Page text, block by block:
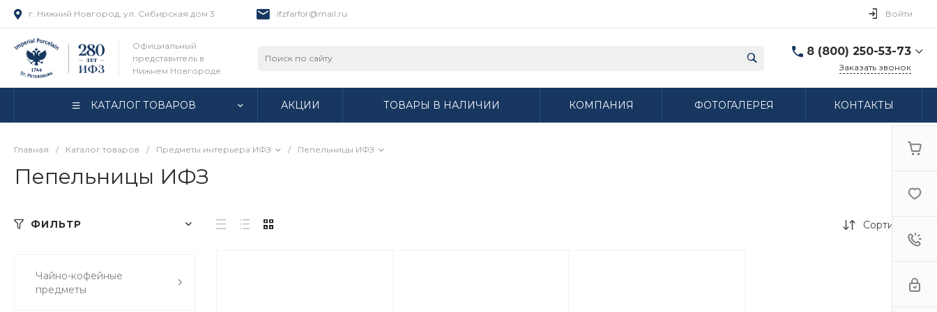
г. Нижний Новгород, ул. Сибирская дом 3 ifzfarfor@mail.ru Войти
Официальный
представитель в
Нижнем Новгороде
8 (800) 250-53-73
г. Нижний Новгород,
Заказать звонок
КАТАЛОГ ТОВАРОВ АКЦИИ ТОВАРЫ В НАЛИЧИИ КОМПАНИЯ ФОТОГАЛЕРЕЯ КОНТАКТЫ
Главная / Каталог товаров / Предметы интерьера ИФЗ / Пепельницы ИФЗ
Пепельницы ИФЗ
ФИЛЬТР
Чайно-кофейные
предметы
Сортировка